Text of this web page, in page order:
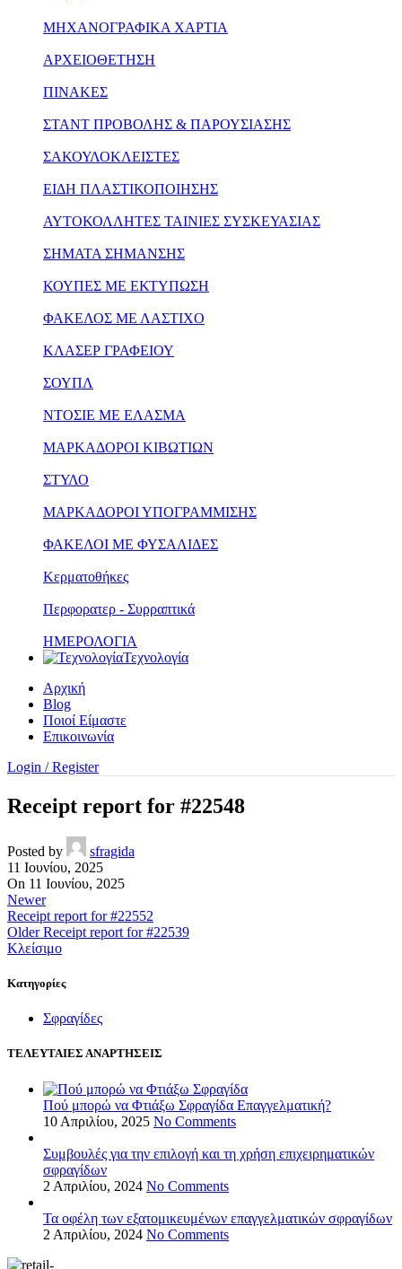
ΜΗΧΑΝΟΓΡΑΦΙΚΑ ΧΑΡΤΙΑ
ΑΡΧΕΙΟΘΕΤΗΣΗ
ΠΙΝΑΚΕΣ
ΣΤΑΝΤ ΠΡΟΒΟΛΗΣ & ΠΑΡΟΥΣΙΑΣΗΣ
ΣΑΚΟΥΛΟΚΛΕΙΣΤΕΣ
ΕΙΔΗ ΠΛΑΣΤΙΚΟΠΟΙΗΣΗΣ
ΑΥΤΟΚΟΛΛΗΤΕΣ ΤΑΙΝΙΕΣ ΣΥΣΚΕΥΑΣΙΑΣ
ΣΗΜΑΤΑ ΣΗΜΑΝΣΗΣ
ΚΟΥΠΕΣ ΜΕ ΕΚΤΥΠΩΣΗ
ΦΑΚΕΛΟΣ ΜΕ ΛΑΣΤΙΧΟ
ΚΛΑΣΕΡ ΓΡΑΦΕΙΟΥ
ΣΟΥΠΛ
ΝΤΟΣΙΕ ΜΕ ΕΛΑΣΜΑ
ΜΑΡΚΑΔΟΡΟΙ ΚΙΒΩΤΙΩΝ
ΣΤΥΛΟ
ΜΑΡΚΑΔΟΡΟΙ ΥΠΟΓΡΑΜΜΙΣΗΣ
ΦΑΚΕΛΟΙ ΜΕ ΦΥΣΑΛΙΔΕΣ
Κερματοθήκες
Περφορατερ - Συρραπτικά
ΗΜΕΡΟΛΟΓΙΑ
Τεχνολογία
Αρχική
Blog
Ποιοί Είμαστε
Επικοινωνία
Login / Register
Receipt report for #22548
Posted by
sfragida
11 Ιουνίου, 2025
On 11 Ιουνίου, 2025
Newer
Receipt report for #22552
Older Receipt report for #22539
Κλείσιμο
Kατηγορίες
Σφραγίδες
ΤΕΛΕΥΤΑΙΕΣ ΑΝΑΡΤΗΣΕΙΣ
Πού μπορώ να Φτιάξω Σφραγίδα Επαγγελματική?
10 Απριλίου, 2025 No Comments
Συμβουλές για την επιλογή και τη χρήση επιχειρηματικών
σφραγίδων
2 Απριλίου, 2024 No Comments
Τα οφέλη των εξατομικευμένων επαγγελματικών σφραγίδων
2 Απριλίου, 2024 No Comments